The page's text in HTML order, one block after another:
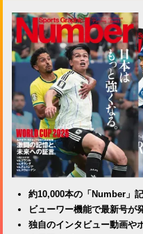
約10,000本の「Number」
ビューワー機能で最新号が
独自のインタビュー動画や